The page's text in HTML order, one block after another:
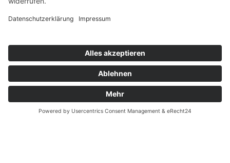
Düsseldorf · 0211 2299-1106 ·herzwerk@DRK-
duesseldorf.de
Impressum·Datenschutz